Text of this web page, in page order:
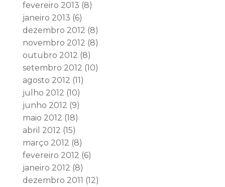
fevereiro 2013 (8)
janeiro 2013 (6)
dezembro 2012 (8)
novembro 2012 (8)
outubro 2012 (8)
setembro 2012 (10)
agosto 2012 (11)
julho 2012 (10)
junho 2012 (9)
maio 2012 (18)
abril 2012 (15)
março 2012 (8)
fevereiro 2012 (6)
janeiro 2012 (8)
dezembro 2011 (12)